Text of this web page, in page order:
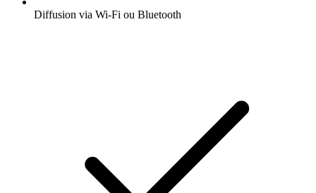
Diffusion via Wi-Fi ou Bluetooth